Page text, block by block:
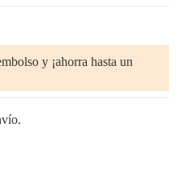
y ¡ahorra hasta un